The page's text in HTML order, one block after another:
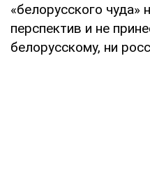
«белорусского чуда»
перспектив и не
белорусскому, ни